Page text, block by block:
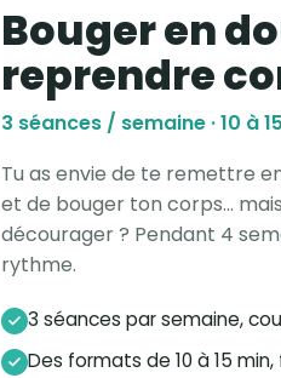
Bouger en
reprendre
3 séances / semaine · 10 à
Tu as envie de te remettre
et de bouger ton corps…
décourager ? Pendant 4
rythme.
3 séances par semaine,
Des formats de 10 à 15